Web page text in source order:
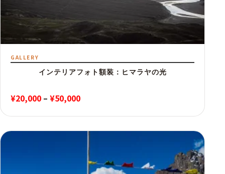
GALLERY
インテリアフォト額装：ヒマラヤの光
¥20,000 – ¥50,000価
¥50,000